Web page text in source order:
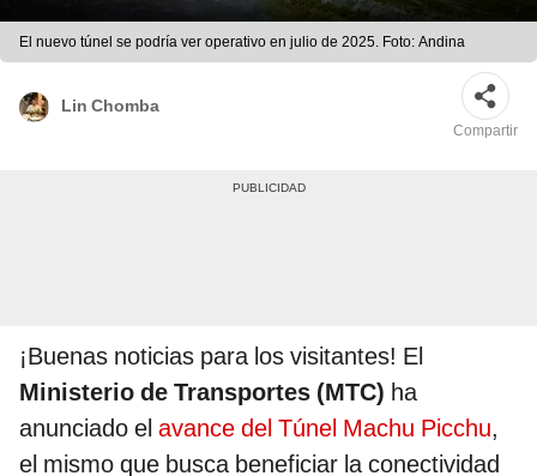
El nuevo túnel se podría ver operativo en julio de 2025. Foto: Andina
Lin Chomba
Compartir
¡Buenas noticias para los visitantes! El
Ministerio de Transportes (MTC) ha
anunciado el avance del Túnel Machu Picchu,
el mismo que busca beneficiar la conectividad